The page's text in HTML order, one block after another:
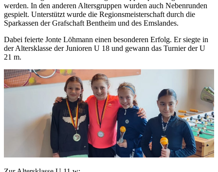
werden. In den anderen Altersgruppen wurden auch Nebenrunden
gespielt. Unterstützt wurde die Regionsmeisterschaft durch die
Sparkassen der Grafschaft Bentheim und des Emslandes.
Dabei feierte Jonte Löhmann einen besonderen Erfolg. Er siegte in
der Altersklasse der Junioren U 18 und gewann das Turnier der U
21 m.